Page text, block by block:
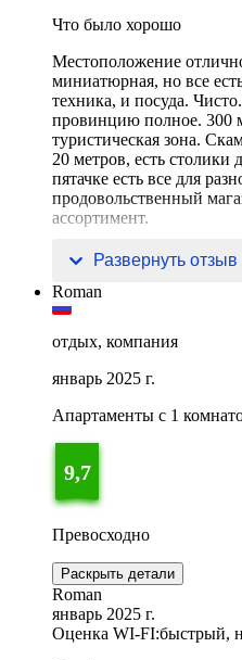
Что было хорошо
Местоположение
миниатюрная, но все
техника, и посуда.
провинцию полное. 300
туристическая зона.
20 метров, есть столики
пятачке есть все для
продовольственный
ассортимент.
Запомнилась прогулка
Развернуть отзыв
Roman
отдых, компания
январь 2025 г.
Апартаменты c 1
9,7
Превосходно
Раскрыть детали
Roman
январь 2025 г.
Оценка WI-FI:быстрый,